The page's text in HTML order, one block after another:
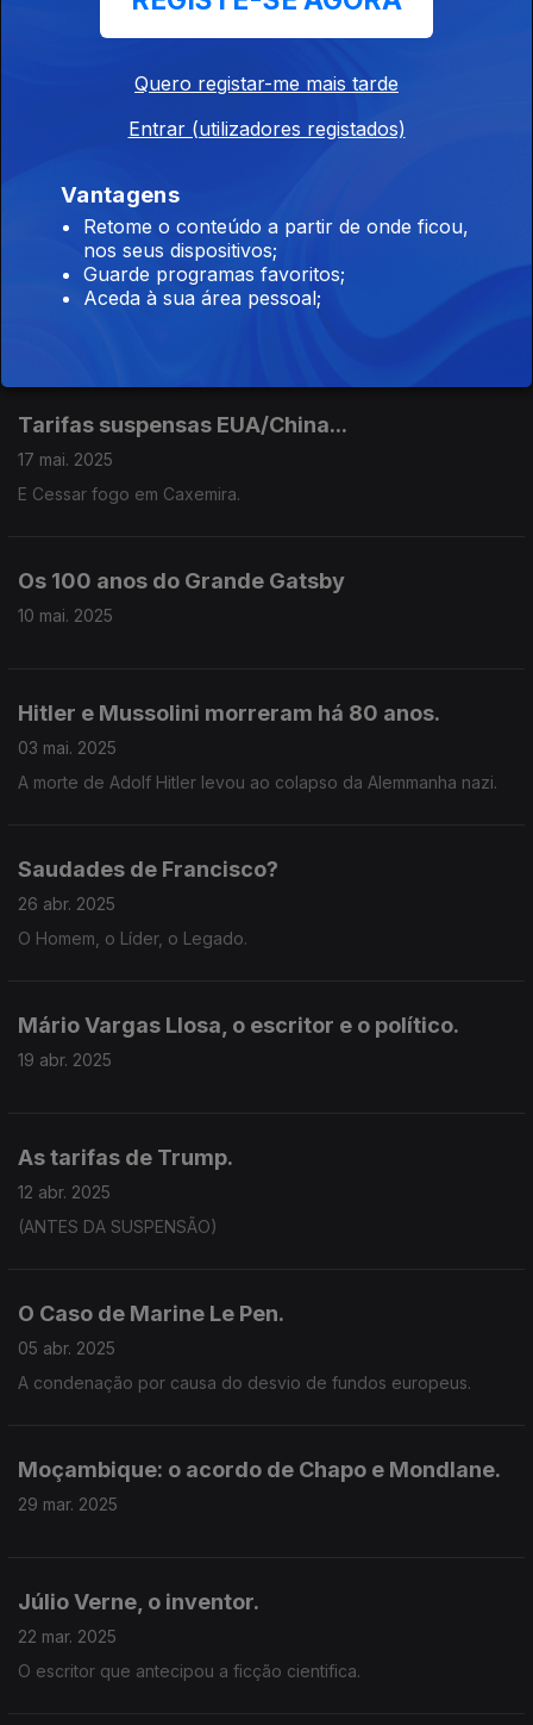
Cyril Ramaphosa
O novo Papa, Leão XIV
24 mai. 2025
O papel político dos Papas. Mediador da Paz? Rerum
Tarifas suspensas EUA/China...
17 mai. 2025
E Cessar fogo em Caxemira.
Os 100 anos do Grande Gatsby
10 mai. 2025
Hitler e Mussolini morreram há 80 anos.
03 mai. 2025
A morte de Adolf Hitler levou ao colapso da Alemmanha nazi.
Saudades de Francisco?
26 abr. 2025
O Homem, o Líder, o Legado.
Mário Vargas Llosa, o escritor e o político.
19 abr. 2025
As tarifas de Trump.
12 abr. 2025
(ANTES DA SUSPENSÃO)
O Caso de Marine Le Pen.
05 abr. 2025
A condenação por causa do desvio de fundos europeus.
Moçambique: o acordo de Chapo e Mondlane.
29 mar. 2025
Júlio Verne, o inventor.
22 mar. 2025
O escritor que antecipou a ficção cientifica.
Quero registar-me mais tarde
Entrar (utilizadores registados)
Vantagens
Retome o conteúdo a partir de onde ficou,
nos seus dispositivos;
Guarde programas favoritos;
Aceda à sua área pessoal;